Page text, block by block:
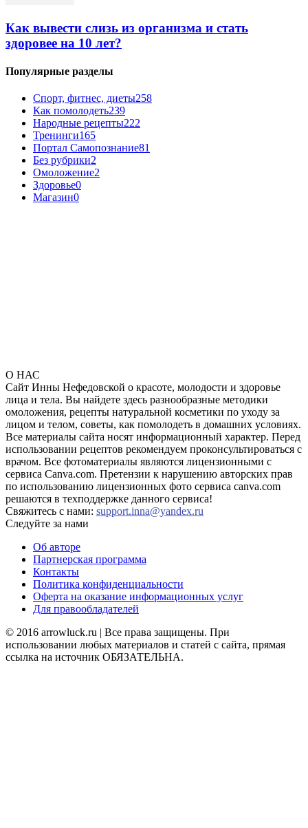
Как вывести слизь из организма и стать
здоровее на 10 лет?
Популярные разделы
Спорт, фитнес, диеты258
Как помолодеть239
Народные рецепты222
Тренинги165
Портал Самопознание81
Без рубрики2
Омоложение2
Здоровье0
Магазин0
О НАС
Сайт Инны Нефедовской о красоте, молодости и здоровье
лица и тела. Вы найдете здесь разнообразные методики
омоложения, рецепты натуральной косметики по уходу за
лицом и телом, советы, как помолодеть в домашних условиях.
Все материалы сайта носят информационный характер. Перед
использовании рецептов рекомендуем проконсультироваться с
врачом. Все фотоматериалы являются лицензионными с
сервиса Canva.com. Претензии к нарушению авторских прав
по использованию лицензионных фото сервиса canva.com
решаются в техподдержке данного сервиса!
Свяжитесь с нами: support.inna@yandex.ru
Следуйте за нами
Об авторе
Партнерская программа
Контакты
Политика конфиденциальности
Оферта на оказание информационных услуг
Для правообладателей
© 2016 arrowluck.ru | Все права защищены. При
использовании любых материалов и статей с сайта, прямая
ссылка на источник ОБЯЗАТЕЛЬНА.